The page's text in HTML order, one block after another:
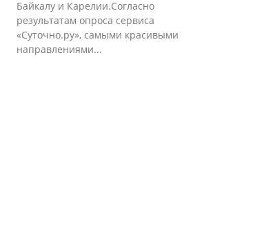
Байкалу и Карелии.Согласно
результатам опроса сервиса
«Суточно.ру», самыми красивыми
направлениями...